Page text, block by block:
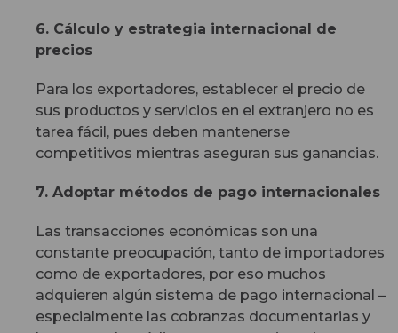
6. Cálculo y estrategia internacional de
precios
Para los exportadores, establecer el precio de
sus productos y servicios en el extranjero no es
tarea fácil, pues deben mantenerse
competitivos mientras aseguran sus ganancias.
7. Adoptar métodos de pago internacionales
Las transacciones económicas son una
constante preocupación, tanto de importadores
como de exportadores, por eso muchos
adquieren algún sistema de pago internacional –
especialmente las cobranzas documentarias y